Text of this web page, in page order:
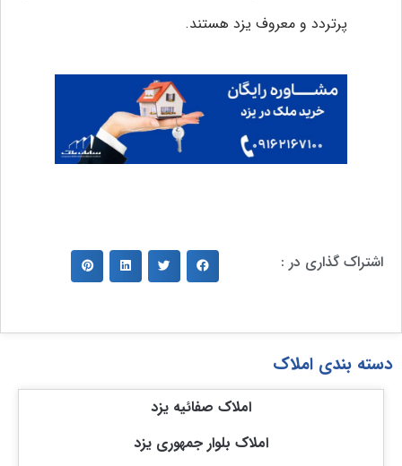
پرتردد و معروف یزد هستند.
اشتراک گذاری در :
دسته بندی املاک
املاک صفائیه یزد
املاک بلوار جمهوری یزد